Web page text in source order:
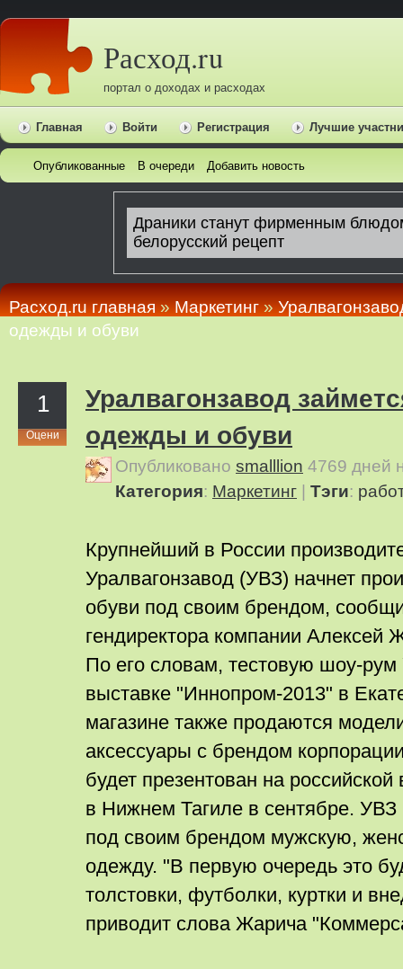
Расход.ru
портал о доходах и расходах
Главная Войти Регистрация Лучшие
Опубликованные В очереди Добавить новость
Расход.ru главная»Маркетинг»
одежды и обуви
1
Оцени
Уралвагонзавод
одежды и обуви
Опубликовано smalllion 4769 дней
Категория: Маркетинг Тэги:
Крупнейший в России
Уралвагонзавод (УВЗ) начнет
обуви под своим брендом,
гендиректора компании Алексей
По его словам, тестовую шоу-
выставке "Иннопром-2013" в
магазине также продаются
аксессуары с брендом
будет презентован на
в Нижнем Тагиле в сентябре. УВЗ
под своим брендом мужскую,
одежду. "В первую очередь это
толстовки, футболки, куртки и
приводит слова Жарича